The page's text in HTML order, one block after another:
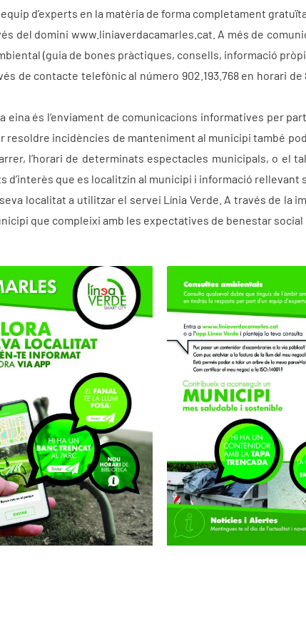
d’experts en la matèria de forma completament gratuïta.
del domini www.liniaverdacamarles.cat. A més de
(guia de bones pràctiques, consells, informació
de contacte telefònic al número 902.193.768 en horari de
és l’enviament de comunicacions informatives per
resoldre incidències de manteniment al municipi també
l’horari de determinats espectacles municipals, o el
que es localitzin al municipi i informació rellevant
localitat a utilitzar el servei Línia Verde. A través de la
que compleixi amb les expectatives de benestar social